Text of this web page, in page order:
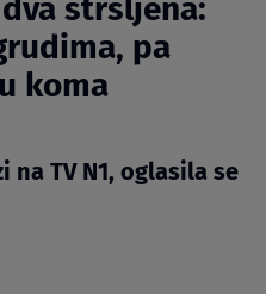
stršljena:
pa
koma
na TV N1, oglasila se